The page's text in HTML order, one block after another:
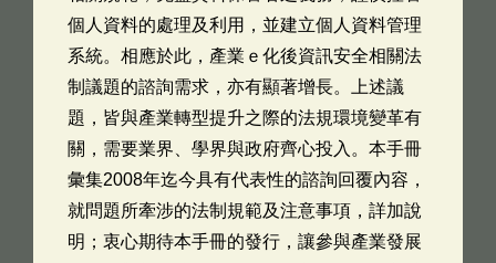
個人資料的處理及利用，並建立個人資料管理
系統。相應於此，產業ｅ化後資訊安全相關法
制議題的諮詢需求，亦有顯著增長。上述議
題，皆與產業轉型提升之際的法規環境變革有
關，需要業界、學界與政府齊心投入。本手冊
彙集2008年迄今具有代表性的諮詢回覆內容，
就問題所牽涉的法制規範及注意事項，詳加說
明；衷心期待本手冊的發行，讓參與產業發展